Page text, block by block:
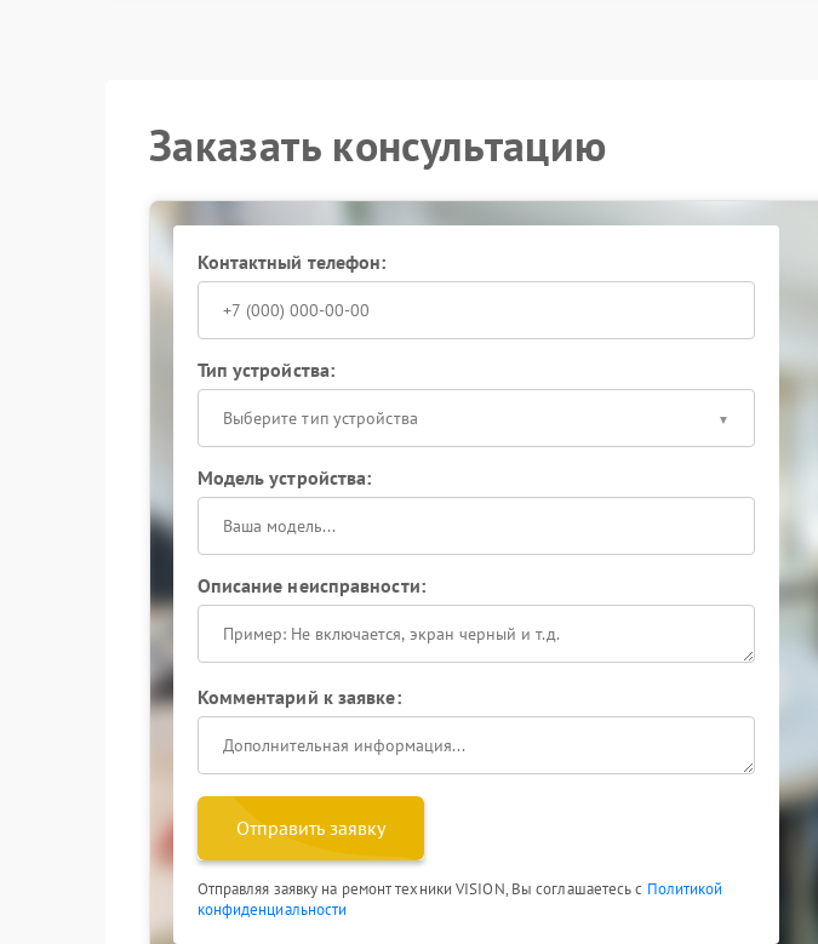
Заказать консультацию
Контактный телефон:
Тип устройства:
Выберите тип устройства
Модель устройства:
Описание неисправности:
Комментарий к заявке:
Отправить заявку
Отправляя заявку на ремонт техники VISION, Вы соглашаетесь с Политикой
конфиденциальности